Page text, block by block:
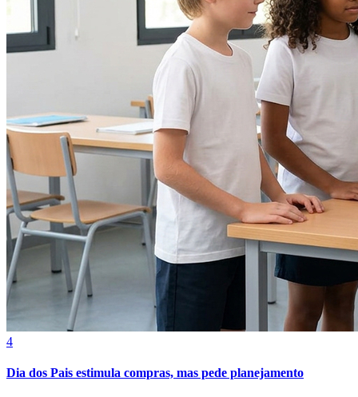
Internacional
4
Dia dos Pais estimula compras, mas pede planejamento